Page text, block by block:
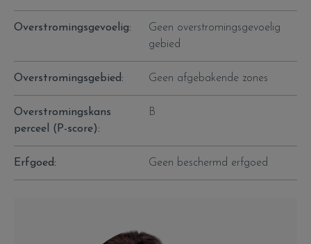
Overstromingsgevoelig:
Geen overstromingsgevoelig
gebied
Overstromingsgebied: Geen afgebakende zones
Overstromingskans
perceel (P-score):
B
Erfgoed: Geen beschermd erfgoed